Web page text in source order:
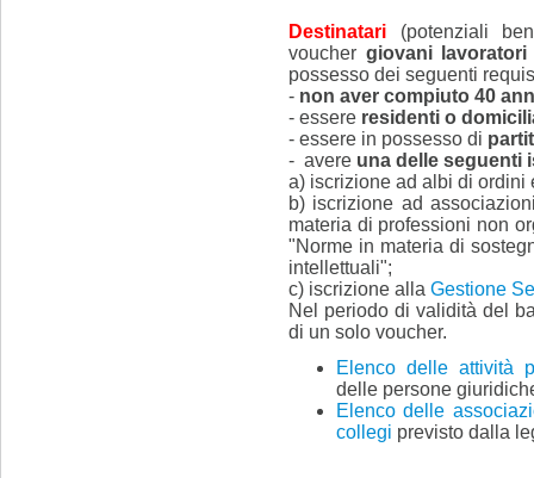
Destinatari (potenziali
voucher giovani
possesso dei seguenti
- non aver compiuto 40
- essere residenti o
- essere in possesso di
- avere una delle seguenti
a) iscrizione ad albi di ordini
b) iscrizione ad
materia di professioni non
"Norme in materia di
intellettuali";
c) iscrizione alla Gestione
Nel periodo di validità del
di un solo voucher.
Elenco delle attività
delle persone
Elenco delle
collegi previsto dalla